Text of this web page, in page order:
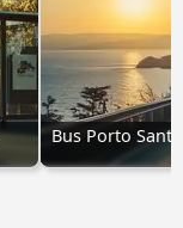
Bus Porto